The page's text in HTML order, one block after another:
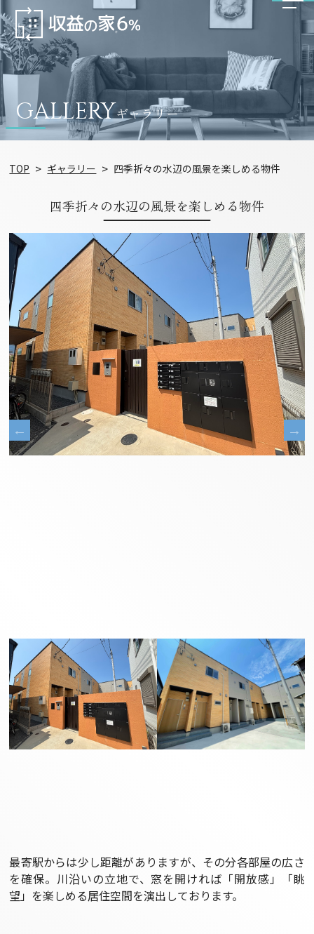
GALLERYギャラリー
TOP ギャラリー 四季折々の水辺の風景を楽しめる物件
四季折々の水辺の風景を楽しめる物件
最寄駅からは少し距離がありますが、その分各部屋の広さ
を確保。川沿いの立地で、窓を開ければ「開放感」「眺
望」を楽しめる居住空間を演出しております。